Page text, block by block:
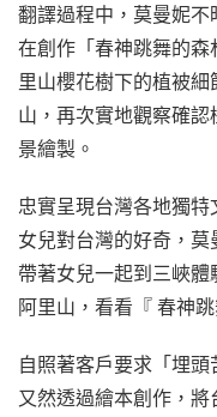
翻譯過程中，莫曼妮
在創作「春神跳舞的
里山櫻花樹下的植被
山，再次實地觀察確
景繪製。
忠實呈現台灣各地獨
女兒對台灣的好奇，
帶著女兒一起到三峽
阿里山，看看『 春神
自照著客戶要求「埋
又然透過繪本創作，